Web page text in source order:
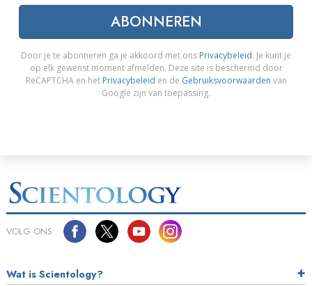
ABONNEREN
Door je te abonneren ga je akkoord met ons Privacybeleid. Je kunt je
op elk gewenst moment afmelden. Deze site is beschermd door
ReCAPTCHA en het Privacybeleid en de Gebruiksvoorwaarden van
Google zijn van toepassing.
VOLG ONS
Wat is Scientology?